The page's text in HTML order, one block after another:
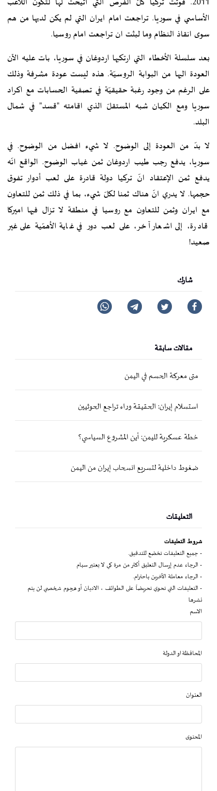
الأساسي في سوريا. تراجعت امام ايران التي لم يكن لديها من هم
سوى انقاذ النظام وما لبثت ان تراجعت امام روسيا.
بعد سلسلة الأخطاء التي ارتكبها اردوغان في سوريا، بات عليه الآن
العودة اليها من البوابة الروسيّة. هذه ليست عودة مشرفة وذلك
على الرغم من وجود رغبة حقيقيّة في تصفية الحسابات مع اكراد
سوريا ومع الكيان شبه المستقلّ الذي اقامته "قسد" في شمال
البلد.
لا بدّ من العودة إلى الوضوح. لا شيء افضل من الوضوح. في
سوريا، يدفع رجب طيب اردوغان ثمن غياب الوضوح. الواقع انّه
يدفع ثمن الإعتقاد انّ تركيا دولة قادرة على لعب أدوار تفوق
حجمها. لا يدري انّ هناك ثمنا لكلّ شيء، بما في ذلك ثمن للتعاون
مع ايران وثمن للتعاون مع روسيا في منطقة لا تزال فيها اميركا
قادرة، إلى اشعار آخر، على لعب دور في غاية الأهمّية على غير
صعيد!
شارك
مقالات سابقة
متى معركة الحسم في اليمن
استسلام إيران: الحقيقة وراء تراجع الحوثيين
خطة عسكرية لليمن: أين المشروع السياسي؟
ضغوط داخلية لتسريع انسحاب إيران من اليمن
التعليقات
شروط التعليقات
- جميع التعليقات تخضع للتدقيق.
- الرجاء عدم إرسال التعليق أكثر من مرة كي لا يعتبر سبام
- الرجاء معاملة الآخرين باحترام.
- التعليقات التي تحوي تحريضاً على الطوائف ، الاديان أو هجوم شخصي لن يتم
نشرها
الاسم
المحافظة او الدولة
العنوان
المحتوى